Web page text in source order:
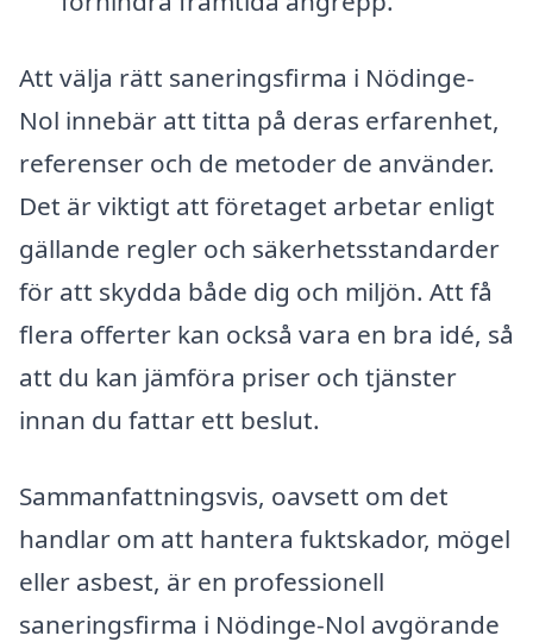
Att välja rätt saneringsfirma i Nödinge-
Nol innebär att titta på deras erfarenhet,
referenser och de metoder de använder.
Det är viktigt att företaget arbetar enligt
gällande regler och säkerhetsstandarder
för att skydda både dig och miljön. Att få
flera offerter kan också vara en bra idé, så
att du kan jämföra priser och tjänster
innan du fattar ett beslut.
Sammanfattningsvis, oavsett om det
handlar om att hantera fuktskador, mögel
eller asbest, är en professionell
saneringsfirma i Nödinge-Nol avgörande